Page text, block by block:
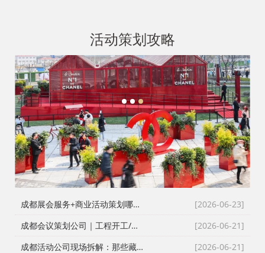
活动策划攻略
1 2 3
[2026-06-23]
成都展会服务+商业活动策划哪家好？成都活动公司舞台布置演出一体化服务商
[2026-06-21]
成都会议策划公司｜工程开工/奠基/封顶/竣工仪式全案执行，成都会务接待公司搞定政企工程类高严谨度庆典活动
[2026-06-21]
成都活动公司现场拆解：那些藏在桁架与鲜花背后的“执行暗线”